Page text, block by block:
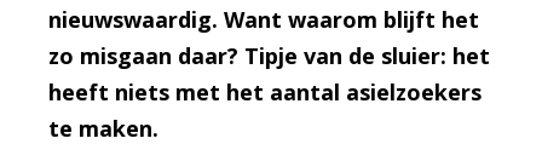
nieuwswaardig. Want waarom blijft het
zo misgaan daar? Tipje van de sluier: het
heeft niets met het aantal asielzoekers
te maken.